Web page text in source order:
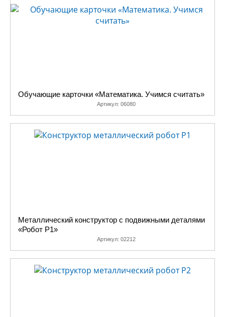
Обучающие карточки «Математика. Учимся считать»
Артикул: 06080
Металлический конструктор с подвижными деталями
«Робот Р1»
Артикул: 02212